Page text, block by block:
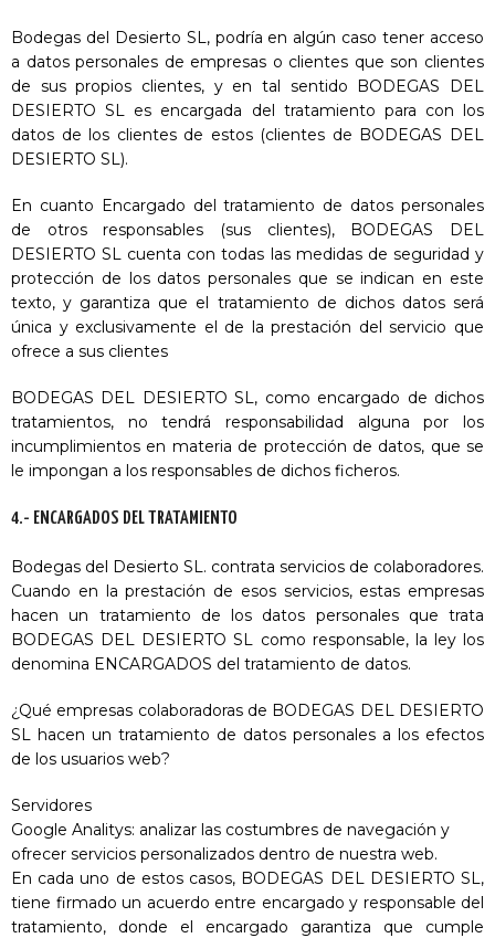
Bodegas del Desierto SL, podría en algún caso tener acceso
a datos personales de empresas o clientes que son clientes
de sus propios clientes, y en tal sentido BODEGAS DEL
DESIERTO SL es encargada del tratamiento para con los
datos de los clientes de estos (clientes de BODEGAS DEL
DESIERTO SL).
En cuanto Encargado del tratamiento de datos personales
de otros responsables (sus clientes), BODEGAS DEL
DESIERTO SL cuenta con todas las medidas de seguridad y
protección de los datos personales que se indican en este
texto, y garantiza que el tratamiento de dichos datos será
única y exclusivamente el de la prestación del servicio que
ofrece a sus clientes
BODEGAS DEL DESIERTO SL, como encargado de dichos
tratamientos, no tendrá responsabilidad alguna por los
incumplimientos en materia de protección de datos, que se
le impongan a los responsables de dichos ficheros.
4.- ENCARGADOS DEL TRATAMIENTO
Bodegas del Desierto SL. contrata servicios de colaboradores.
Cuando en la prestación de esos servicios, estas empresas
hacen un tratamiento de los datos personales que trata
BODEGAS DEL DESIERTO SL como responsable, la ley los
denomina ENCARGADOS del tratamiento de datos.
¿Qué empresas colaboradoras de BODEGAS DEL DESIERTO
SL hacen un tratamiento de datos personales a los efectos
de los usuarios web?
Servidores
Google Analitys: analizar las costumbres de navegación y
ofrecer servicios personalizados dentro de nuestra web.
En cada uno de estos casos, BODEGAS DEL DESIERTO SL,
tiene firmado un acuerdo entre encargado y responsable del
tratamiento, donde el encargado garantiza que cumple